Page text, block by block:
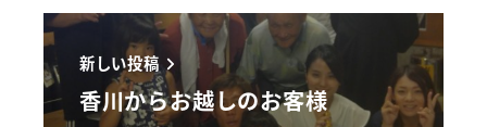
新しい投稿
香川からお越しのお客様